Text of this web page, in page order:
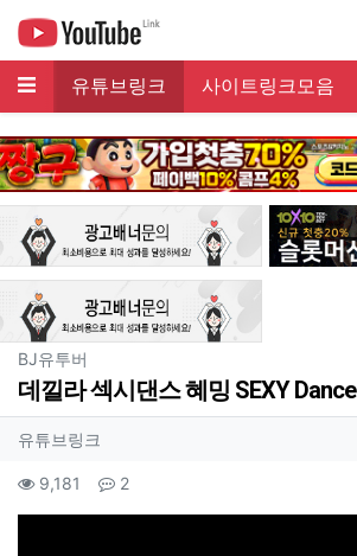
메뉴 유튜브링크 사이트링크모음
BJ유투버
데낄라 섹시댄스 혜밍 SEXY Dance
작성자 정보
유튜브링크
컨텐츠 정보
9,181 조회 2댓글